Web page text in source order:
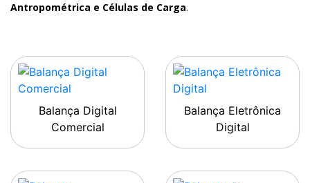
Antropométrica e Células de Carga.
Balança Digital
Comercial
Balança Eletrônica
Digital